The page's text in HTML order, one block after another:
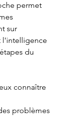
permet
sur
l'intelligence
du
connaître
problèmes